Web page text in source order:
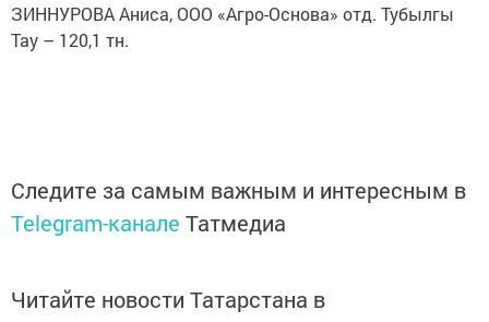
ЗИННУРОВА Аниса, ООО «Агро-Основа» отд. Тубылгы
Тау – 120,1 тн.
Следите за самым важным и интересным в
Telegram-канале Татмедиа
Читайте новости Татарстана в